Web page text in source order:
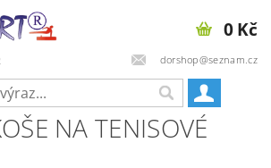
dorshop@seznam.cz
0 Kč
NA TENISOVÉ